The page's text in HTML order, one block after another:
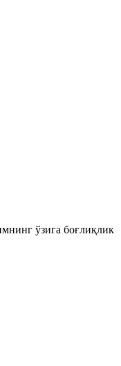
ўзига боғлиқлик